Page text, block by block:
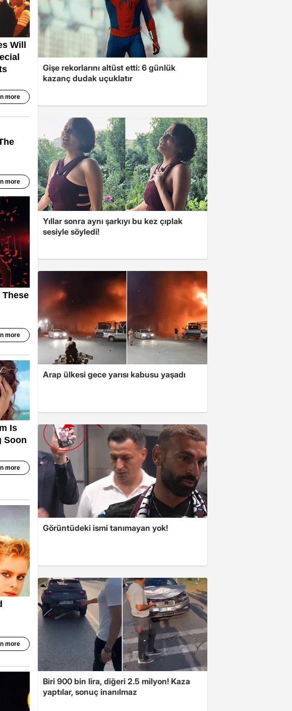
Gişe rekorlarını altüst etti: 6 günlük
kazanç dudak uçuklatır
Yıllar sonra aynı şarkıyı bu kez çıplak
sesiyle söyledi!
Arap ülkesi gece yarısı kabusu yaşadı
Görüntüdeki ismi tanımayan yok!
Biri 900 bin lira, diğeri 2.5 milyon! Kaza
yaptılar, sonuç inanılmaz